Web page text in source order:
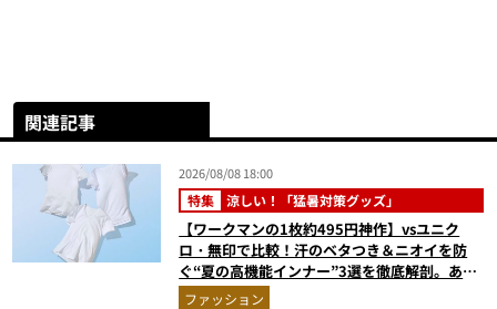
関連記事
2026/08/08 18:00
特集 涼しい！「猛暑対策グッズ」
【ワークマンの1枚約495円神作】vsユニク
ロ・無印で比較！汗のベタつき＆ニオイを防
ぐ“夏の高機能インナー”3選を徹底解剖。あな
たに最適な1着は？
ファッション